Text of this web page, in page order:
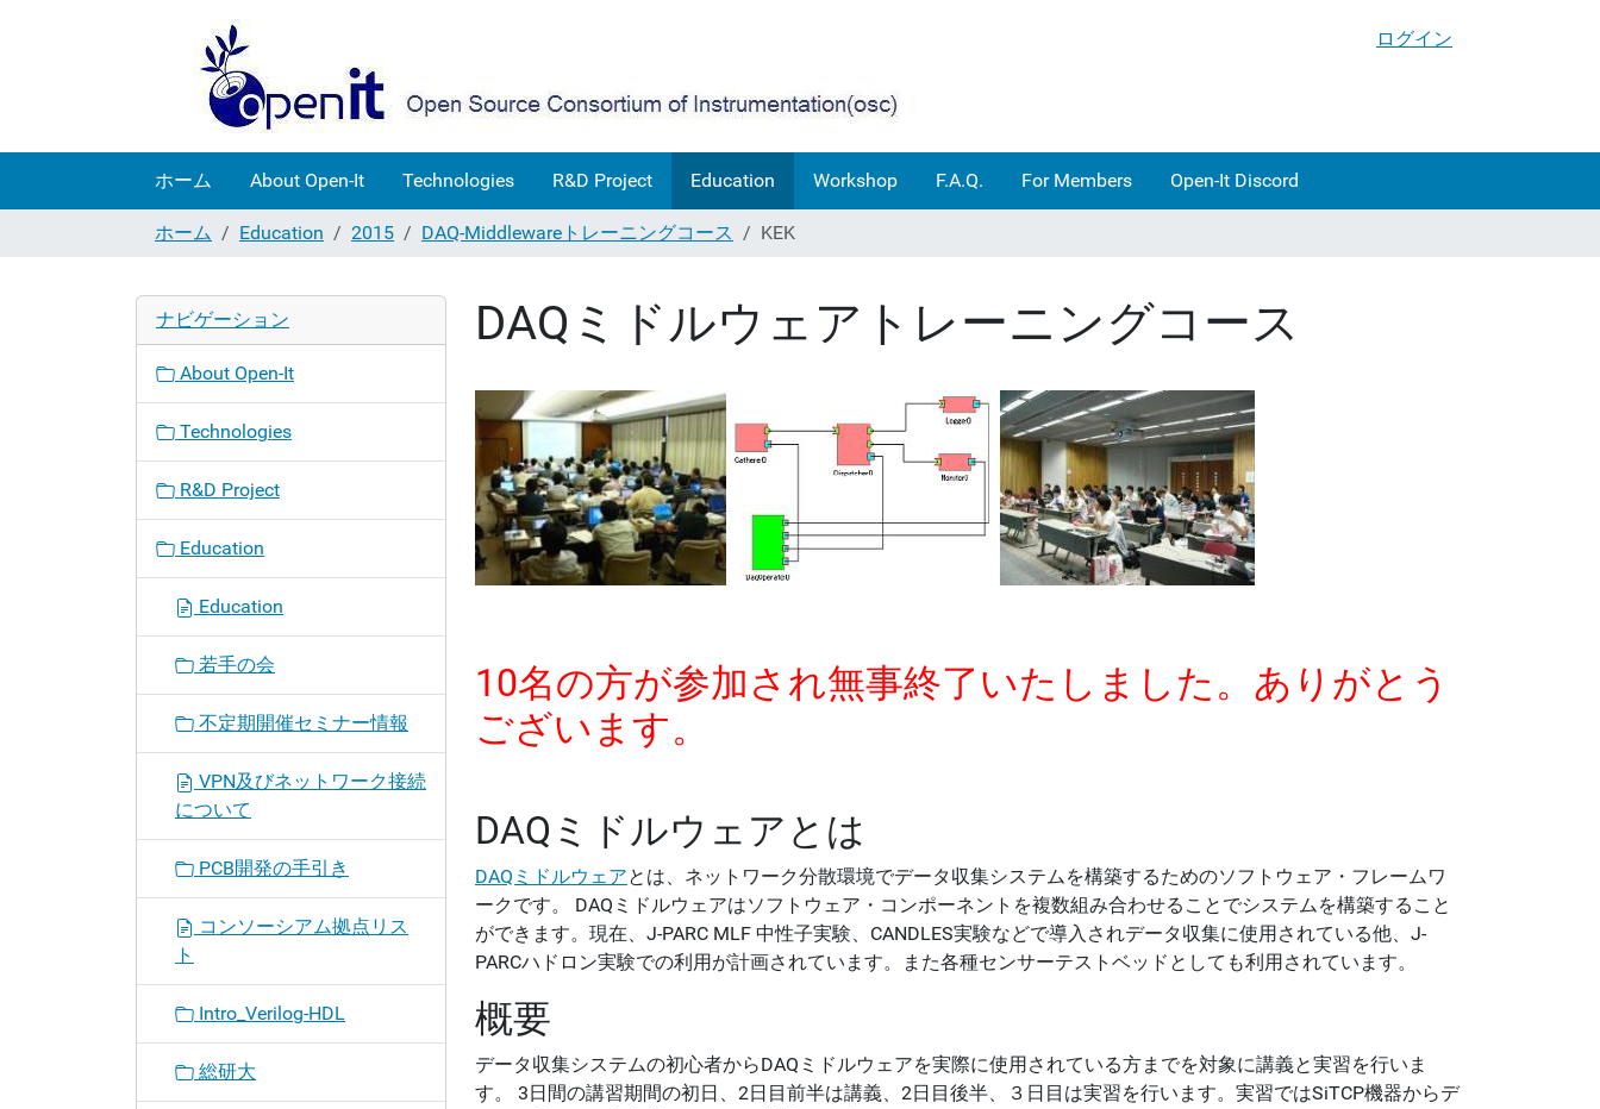
ログイン
ホーム About Open-It Technologies R&D Project Education Workshop F.A.Q. For Members Open-It Discord
ホーム Education 2015 DAQ-Middlewareトレーニングコース KEK
DAQミドルウェアトレーニングコース
10名の方が参加され無事終了いたしました。ありがとう
ございます。
DAQミドルウェアとは
DAQミドルウェアとは、ネットワーク分散環境でデータ収集システムを構築するためのソフトウェア・フレームワ
ークです。 DAQミドルウェアはソフトウェア・コンポーネントを複数組み合わせることでシステムを構築すること
ができます。現在、J-PARC MLF 中性子実験、CANDLES実験などで導入されデータ収集に使用されている他、J-
PARCハドロン実験での利用が計画されています。また各種センサーテストベッドとしても利用されています。
概要
データ収集システムの初心者からDAQミドルウェアを実際に使用されている方までを対象に講義と実習を行いま
す。 3日間の講習期間の初日、2日目前半は講義、2日目後半、３日目は実習を行います。実習ではSiTCP機器からデ
ナビゲーション
About Open-It
Technologies
R&D Project
Education
Education
若手の会
不定期開催セミナー情報
VPN及びネットワーク接続
について
PCB開発の手引き
コンソーシアム拠点リス
ト
Intro_Verilog-HDL
総研大